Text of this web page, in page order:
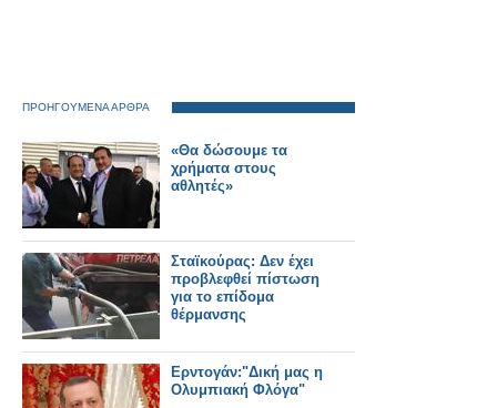
ΠΡΟΗΓΟΥΜΕΝΑ ΑΡΘΡΑ
«Θα δώσουμε τα
χρήματα στους
αθλητές»
Σταϊκούρας: Δεν έχει
προβλεφθεί πίστωση
για το επίδομα
θέρμανσης
Ερντογάν:"Δική μας η
Ολυμπιακή Φλόγα"